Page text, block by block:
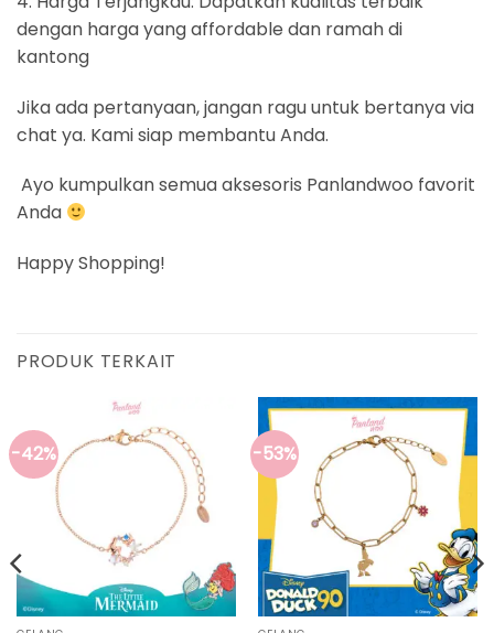
dengan harga yang affordable dan ramah di
kantong
Jika ada pertanyaan, jangan ragu untuk bertanya via
chat ya. Kami siap membantu Anda.
Ayo kumpulkan semua aksesoris Panlandwoo favorit
Anda
Happy Shopping!
PRODUK TERKAIT
-42% -53%